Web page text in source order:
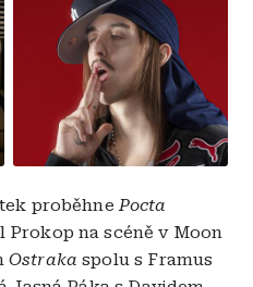
proběhnePocta
Prokop na scéně v Moon
Ostrakaspolu s Framus